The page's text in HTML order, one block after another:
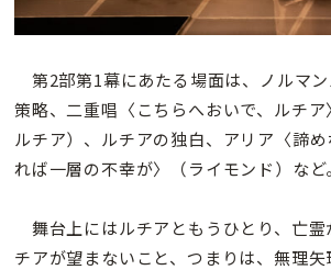
第2部第1幕にあたる場面は、ノルマ
策略、二重唱〈こちらへおいで、ルチア
ルチア）、ルチアの独白、アリア〈諦
れば一層の不幸が〉（ライモンド）など。
舞台上にはルチアともうひとり、亡霊
チアが望まないこと、つまりは、無理